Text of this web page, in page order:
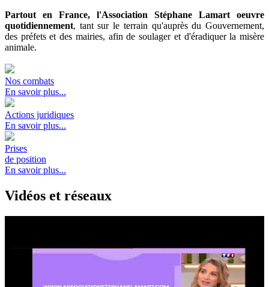
Partout en France, l'Association Stéphane Lamart oeuvre
quotidiennement, tant sur le terrain qu'auprès du Gouvernement,
des préfets et des mairies, afin de soulager et d'éradiquer la misère
animale.
Nos combats
En savoir plus...
Actions juridiques
En savoir plus...
Prises
de position
En savoir plus...
Vidéos et réseaux